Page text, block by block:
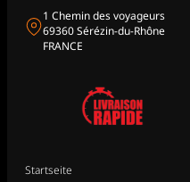
1 Chemin des voyageurs
69360 Sérézin-du-Rhône
FRANCE
Startseite